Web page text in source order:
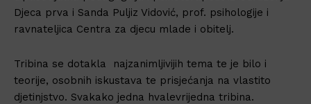
Djeca prva i Sanda Puljiz Vidović, prof. psihologije i
ravnateljica Centra za djecu mlade i obitelj.
Tribina se dotakla najzanimljivijih tema te je bilo i
teorije, osobnih iskustava te prisjećanja na vlastito
djetinjstvo. Svakako jedna hvalevrijedna tribina.